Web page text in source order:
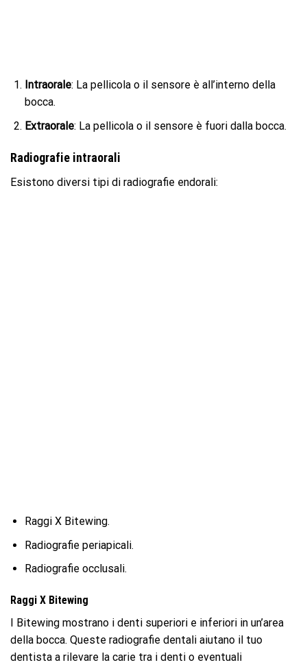
Intraorale: La pellicola o il sensore è all’interno della
bocca.
Extraorale: La pellicola o il sensore è fuori dalla bocca.
Radiografie intraorali
Esistono diversi tipi di radiografie endorali:
Raggi X Bitewing.
Radiografie periapicali.
Radiografie occlusali.
Raggi X Bitewing
I Bitewing mostrano i denti superiori e inferiori in un’area
della bocca. Queste radiografie dentali aiutano il tuo
dentista a rilevare la carie tra i denti o eventuali